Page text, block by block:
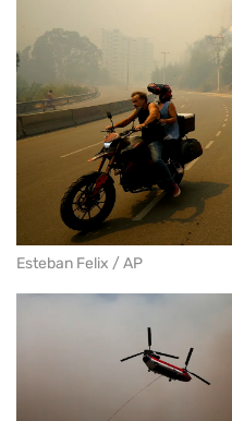
Esteban Felix / AP